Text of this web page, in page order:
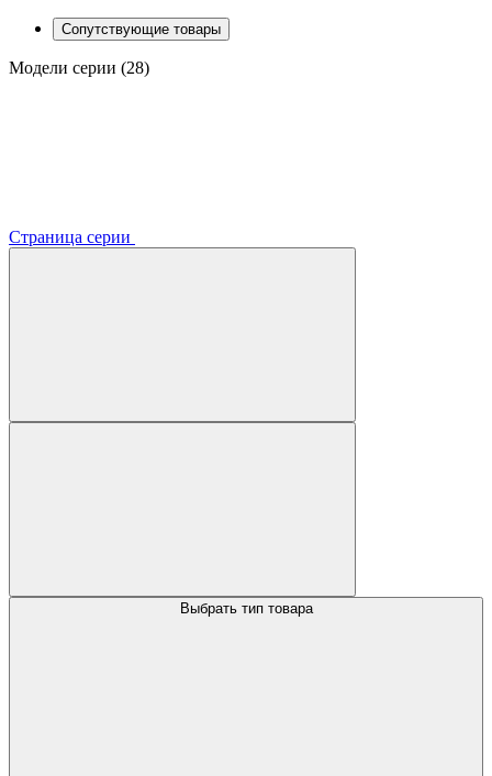
Сопутствующие товары
Модели серии (28)
Страница серии
Выбрать тип товара